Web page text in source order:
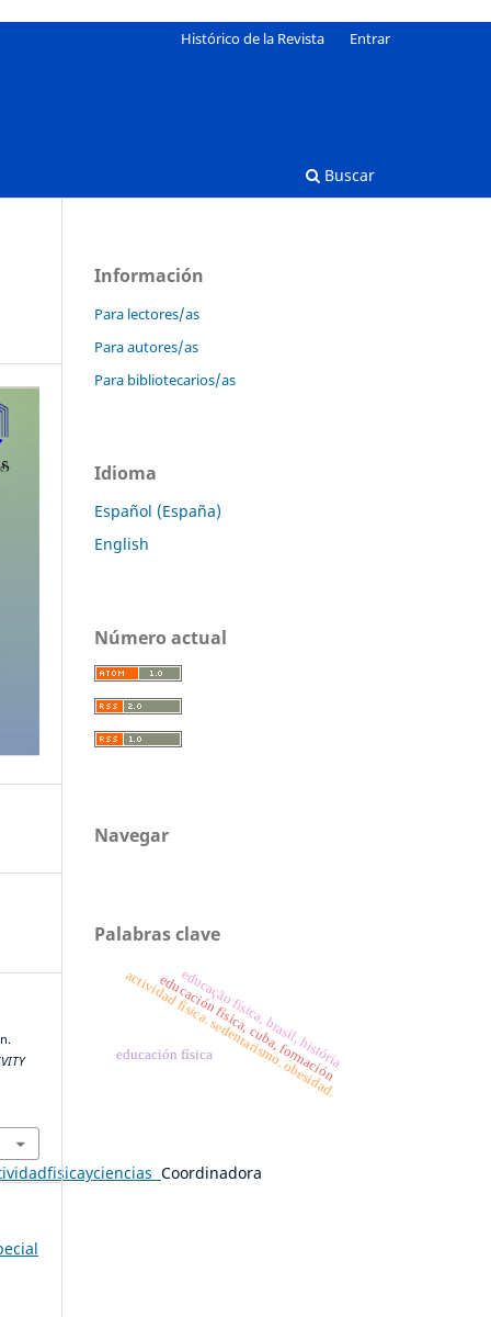
Buscar
Histórico de la Revista Entrar
Coordinadora
Información
Para lectores/as
Para autores/as
Para bibliotecarios/as
Idioma
Español (España)
English
Número actual
Navegar
Palabras clave
educación física
actividad física. sedentarismo. obesidad.
educación física, cuba, formación
educação física, brasil, história